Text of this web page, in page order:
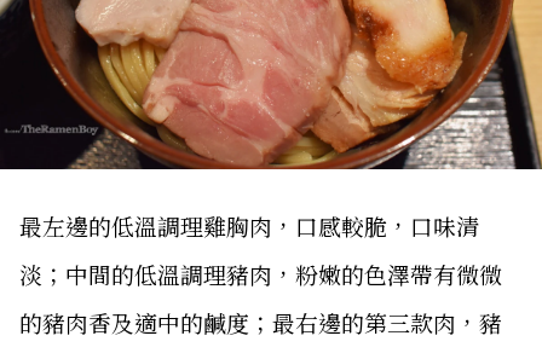
最左邊的低溫調理雞胸肉，口感較脆，口味清
淡；中間的低溫調理豬肉，粉嫩的色澤帶有微微
的豬肉香及適中的鹹度；最右邊的第三款肉，豬